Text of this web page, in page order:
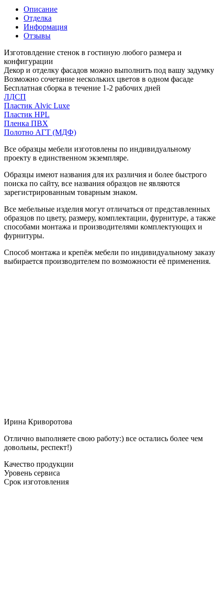
Описание
Отделка
Информация
Отзывы
Изготовлдение стенок в гостиную любого размера и
конфигурации
Декор и отделку фасадов можно выполнить под вашу задумку
Возможно сочетание нескольких цветов в одном фасаде
Бесплатная сборка в течение 1-2 рабочих дней
ЛДСП
Пластик Alvic Luxe
Пластик HPL
Пленка ПВХ
Полотно АГТ (МДФ)
Все образцы мебели изготовлены по индивидуальному
проекту в единственном экземпляре.
Образцы имеют названия для их различия и более быстрого
поиска по сайту, все названия образцов не являются
зарегистрированным товарным знаком.
Все мебельные изделия могут отличаться от представленных
образцов по цвету, размеру, комплектации, фурнитуре, а также
способами монтажа и производителями комплектующих и
фурнитуры.
Способ монтажа и крепёж мебели по индивидуальному заказу
выбирается производителем по возможности её применения.
Ирина Криворотова
Отлично выполняете свою работу:) все остались более чем
довольны, респект!)
Качество продукции
Уровень сервиса
Срок изготовления